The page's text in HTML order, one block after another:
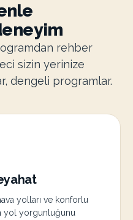
rehber
sizin yerinize
dengeli programlar.
yolları ve konforlu
yol yorgunluğunu